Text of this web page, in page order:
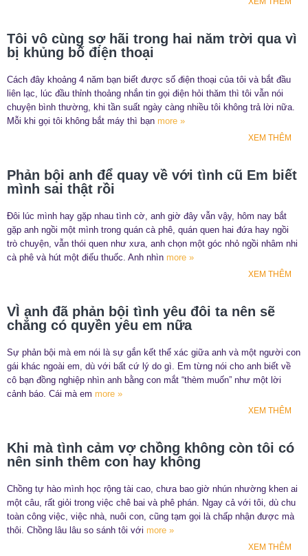
Tôi vô cùng sợ hãi trong hai năm trời qua vì
bị khủng bố điện thoại
Cách đây khoảng 4 năm bạn biết được số điện thoại của tôi và bắt đầu
liên lạc, lúc đầu thỉnh thoảng nhắn tin gọi điện hỏi thăm thì tôi vẫn nói
chuyện bình thường, khi tần suất ngày càng nhiều tôi không trả lời nữa.
Mỗi khi gọi tôi không bắt máy thì bạn more »
XEM THÊM
Phản bội anh để quay về với tình cũ Em biết
mình sai thật rồi
Đôi lúc mình hay gặp nhau tình cờ, anh giờ đây vẫn vậy, hôm nay bắt
gặp anh ngồi một mình trong quán cà phê, quán quen hai đứa hay ngồi
trò chuyện, vẫn thói quen như xưa, anh chọn một góc nhỏ ngồi nhâm nhi
cà phê và hút một điếu thuốc. Anh nhìn more »
XEM THÊM
VÌ anh đã phản bội tình yêu đôi ta nên sẽ
chẳng có quyền yêu em nữa
Sự phản bội mà em nói là sự gắn kết thể xác giữa anh và một người con
gái khác ngoài em, dù với bất cứ lý do gì. Em từng nói cho anh biết về
cô bạn đồng nghiệp nhìn anh bằng con mắt “thèm muốn” như một lời
cảnh báo. Cái mà em more »
XEM THÊM
Khi mà tình cảm vợ chồng không còn tôi có
nên sinh thêm con hay không
Chồng tự hào mình học rộng tài cao, chưa bao giờ nhún nhường khen ai
một câu, rất giỏi trong việc chê bai và phê phán. Ngay cả với tôi, dù chu
toàn công việc, việc nhà, nuôi con, cũng tạm gọi là chấp nhận được mà
thôi. Chồng lâu lâu so sánh tôi với more »
XEM THÊM